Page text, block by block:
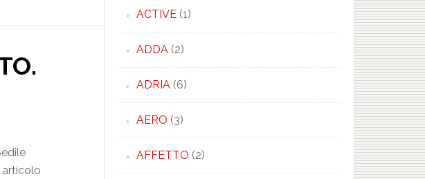
ACTIVE(1)
ADDA(2)
ADRIA(6)
AERO(3)
AFFETTO(2)